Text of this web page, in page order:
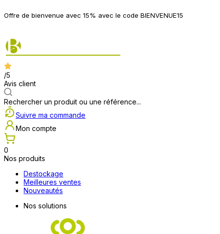
Offre de bienvenue avec 15% avec le code BIENVENUE15
/5
Avis client
Rechercher un produit ou une référence...
Suivre ma commande
Mon compte
0
Nos produits
Destockage
Meilleures ventes
Nouveautés
Nos solutions